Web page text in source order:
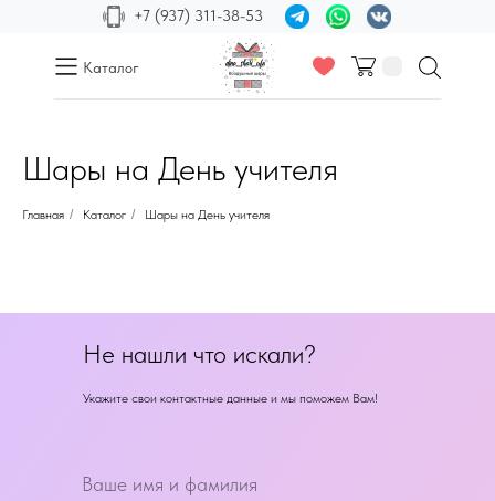
+7 (937) 311-38-53
Каталог
Шары на День учителя
Главная / Каталог / Шары на День учителя
Не нашли что искали?
Укажите свои контактные данные и мы поможем Вам!